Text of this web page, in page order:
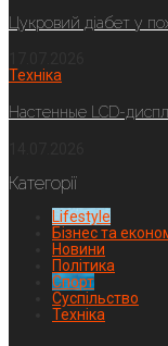
Цукровий діабет у
Техніка
Настенные LCD-
Категорії
Lifestyle
Бізнес та
Новини
Політика
Спорт
Суспільство
Техніка